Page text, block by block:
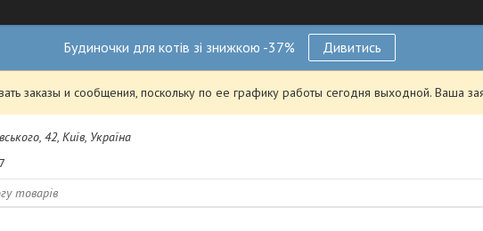
Будиночки для котів зі знижкою -37% Дивитись
заказы и сообщения, поскольку по ее графику работы сегодня выходной. Ваша
42, Київ, Україна